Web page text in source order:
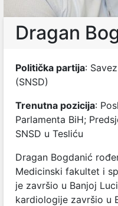
Dragan
Politička partija:
(SNSD)
Trenutna pozicija:
Parlamenta BiH;
SNSD u Tesliću
Dragan Bogdanić
Medicinski fakultet i
je završio u Banjoj
kardiologije završio u